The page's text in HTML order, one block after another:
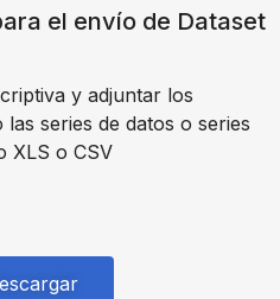
el envío de Dataset
y adjuntar los
series de datos o series
XLS o CSV